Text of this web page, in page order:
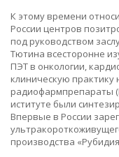
К этому времени
России центров
под руководством
Тютина всесторонне
ПЭТ в онкологии,
клиническую
радиофармпрепараты
иституте были
Впервые в России
производства